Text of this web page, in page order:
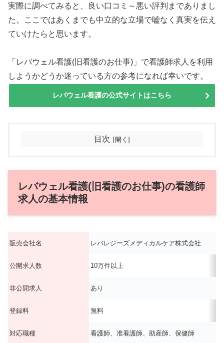
実際に調べてみると、良い口コミ～悪い評判までありまし
た。ここではあくまでも中立的な立場で嘘なく真実を伝え
ていけたらと思います。
「レバウェル看護(旧看護のお仕事)」で看護師求人を利用
しようかどうか迷っている方の参考になれば幸いです。
レバウェル看護の公式サイトはこちら
目次
レバウェル看護(旧看護のお仕事)の看護師
求人の基本情報
販売会社名 レバレジーズメディカルケア株式会社
公開求人数 10万件以上
非公開求人 あり
登録料 無料
対応職種 看護師、准看護師、助産師、保健師